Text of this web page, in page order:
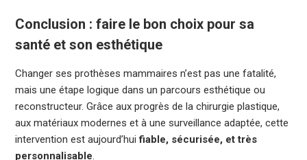
Conclusion : faire le bon choix pour sa
santé et son esthétique
Changer ses prothèses mammaires n’est pas une fatalité,
mais une étape logique dans un parcours esthétique ou
reconstructeur. Grâce aux progrès de la chirurgie plastique,
aux matériaux modernes et à une surveillance adaptée, cette
intervention est aujourd’huifiable, sécurisée, et très
personnalisable.